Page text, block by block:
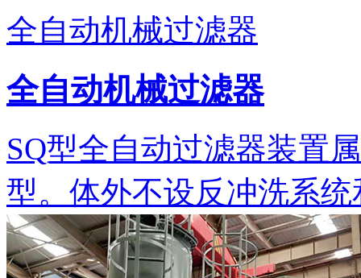
全自动机械过滤器
全自动机械过滤器
SQ型全自动过滤器装置
型。体外不设反冲洗系统